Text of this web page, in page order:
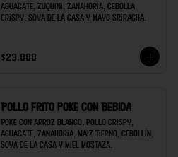
aguacate, zuquini, zanahoria, cebolla
crispy, soya de la casa y mayo sriracha.
$23.000
Pollo frito poke con Bebida
Poke con arroz blanco, pollo crispy,
aguacate, zanahoria, maíz tierno, cebollín,
soya de la casa y miel mostaza.